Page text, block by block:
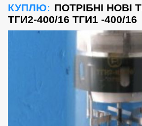
КУПЛЮ: ПОТРІБНІ НОВІ
ТГИ2-400/16 ТГИ1 -400/16